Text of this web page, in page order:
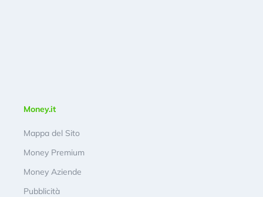
Money.it
Mappa del Sito
Money Premium
Money Aziende
Pubblicità